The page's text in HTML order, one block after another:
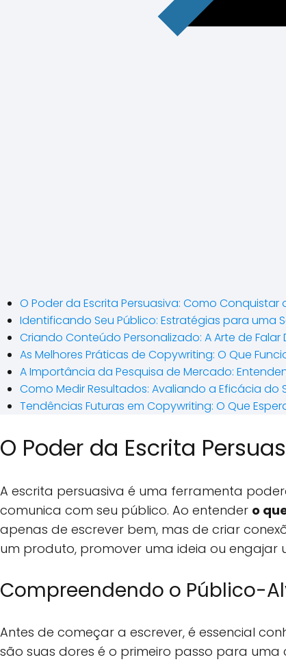
O Poder da Escrita Persuasiva: Como Conquistar
Identificando Seu Público: Estratégias para uma
Criando Conteúdo Personalizado: A Arte de
As Melhores Práticas de Copywriting: O Que
A Importância da Pesquisa de Mercado:
Como Medir Resultados: Avaliando a Eficácia do
Tendências Futuras em Copywriting: O Que
O Poder da Escrita
A escrita persuasiva é uma ferramenta
comunica com seu público. Ao entender o
apenas de escrever bem, mas de criar
um produto, promover uma ideia ou engajar
Compreendendo o Público-
Antes de começar a escrever, é essencial
são suas dores é o primeiro passo para